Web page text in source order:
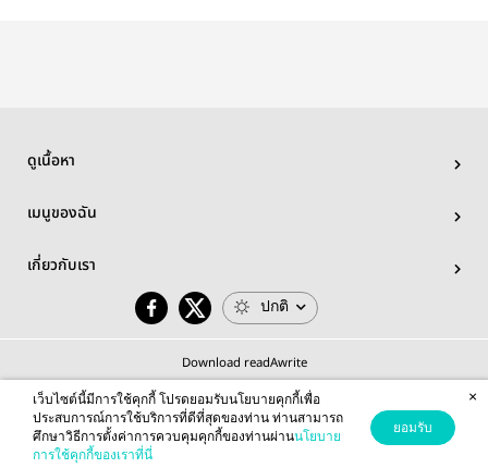
ดูเนื้อหา
เมนูของฉัน
เกี่ยวกับเรา
ปกติ
Download readAwrite
© 2026 readAwrite.com by MEB Corporation Public Company Limited
This site is protected by reCAPTCHA and the Google
เว็บไซต์นี้มีการใช้คุกกี้ โปรดยอมรับนโยบายคุกกี้เพื่อ
ประสบการณ์การใช้บริการที่ดีที่สุดของท่าน ท่านสามารถ
ศึกษาวิธีการตั้งค่าการควบคุมคุกกี้ของท่านผ่านนโยบาย
การใช้คุกกี้ของเราที่นี่
ยอมรับ
×